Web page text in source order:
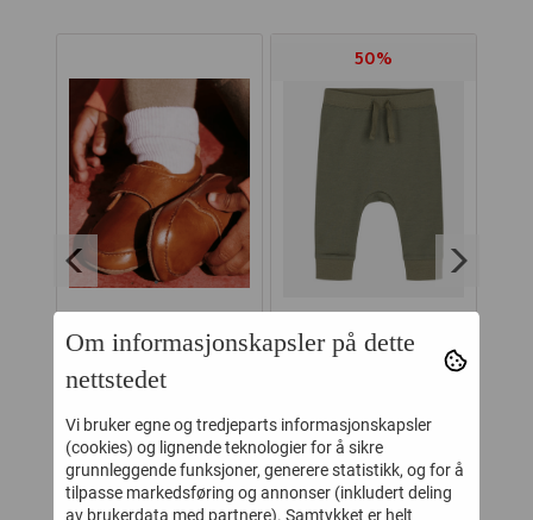
MELTON
SKINNTØFFEL
299,-
Kjøp
50%
HUST AND CLAIRE
BUKSE ULL/BAMBUS
329,-
164,-
Kjøp
Om informasjonskapsler på dette
nettstedet
Vi bruker egne og tredjeparts informasjonskapsler
(cookies) og lignende teknologier for å sikre
grunnleggende funksjoner, generere statistikk, og for å
tilpasse markedsføring og annonser (inkludert deling
av brukerdata med partnere). Samtykket er helt